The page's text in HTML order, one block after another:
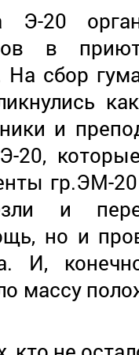
20
в
На сбор
и
20,
гр.ЭМ-
и
но и
И,
массу